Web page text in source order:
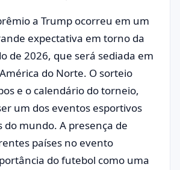
a Trump ocorreu em um
expectativa em torno da
de 2026, que será sediada em
do Norte. O sorteio
e o calendário do torneio,
um dos eventos esportivos
do mundo. A presença de
países no evento
do futebol como uma